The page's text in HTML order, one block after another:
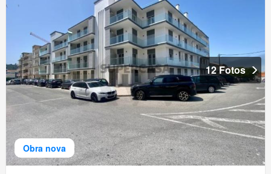
Obra nova
12 Fotos